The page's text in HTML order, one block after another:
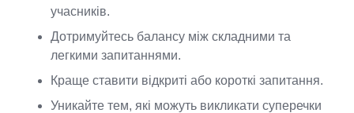
учасників.
Дотримуйтесь балансу між складними та
легкими запитаннями.
Краще ставити відкриті або короткі запитання.
Уникайте тем, які можуть викликати суперечки